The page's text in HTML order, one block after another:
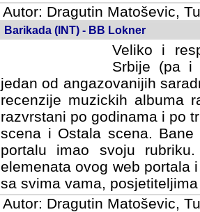
Autor: Dragutin Matoševic,
Barikada (INT) - BB Lokner
Veliko i
Srbije (pa i
jedan od angazovanijih
recenzije muzickih albuma
razvrstani po godinama i po
scena i Ostala scena.
portalu imao svoju
elemenata ovog web portala
sa svima vama,
Autor: Dragutin Matoševic,